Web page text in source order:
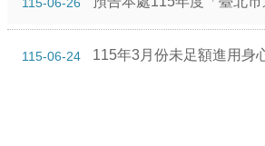
115-06-26
115-06-24 115年3月份未足額進用身心障